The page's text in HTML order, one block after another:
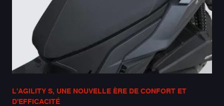
L'AGILITY S, UNE NOUVELLE ÈRE DE CONFORT ET
D'EFFICACITÉ